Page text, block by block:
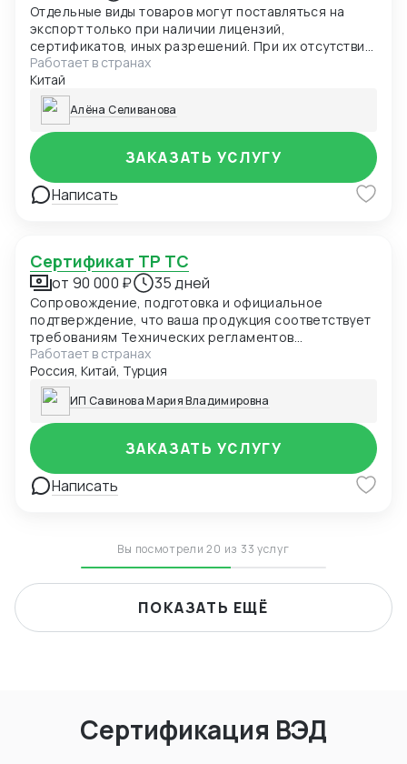
Отдельные виды товаров могут поставляться на
экспорт только при наличии лицензий,
сертификатов, иных разрешений. При их отсутствии
товар не пропустят таможенные органы России, а
нарушителя привлекут к ответственности. В
частности, разрешения нужны для вывоза
продукции двойного назначения, на товары под
фитосанитарным контролем
Работает в странах
Китай
Алёна Селиванова
Написать
ЗАКАЗАТЬ УСЛУГУ
Сертификат ТР ТС
от 90 000 ₽ 35 дней
Сопровождение, подготовка и официальное
подтверждение, что ваша продукция соответствует
требованиям Технических регламентов
Таможенного союза (ЕАЭС). Обязателен для ввоза
и продажи товаров в России и странах ЕАЭС.
Работает в странах
Россия, Китай, Турция
ИП Савинова Мария Владимировна
Написать
ЗАКАЗАТЬ УСЛУГУ
Вы посмотрели 20 из 33 услуг
ПОКАЗАТЬ ЕЩЁ
Сертификация ВЭД